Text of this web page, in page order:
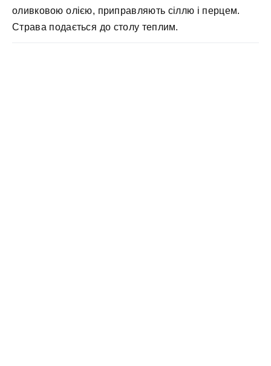
оливковою олією, приправляють сіллю і перцем.
Страва подається до столу теплим.